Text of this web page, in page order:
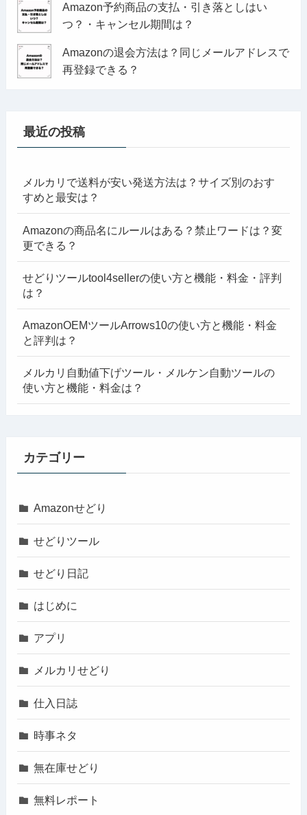
Amazon予約商品の支払・引き落としはい
つ？・キャンセル期間は？
Amazonの退会方法は？同じメールアドレスで
再登録できる？
最近の投稿
メルカリで送料が安い発送方法は？サイズ別のおす
すめと最安は？
Amazonの商品名にルールはある？禁止ワードは？変
更できる？
せどりツールtool4sellerの使い方と機能・料金・評判
は？
AmazonOEMツールArrows10の使い方と機能・料金
と評判は？
メルカリ自動値下げツール・メルケン自動ツールの
使い方と機能・料金は？
カテゴリー
Amazonせどり
せどりツール
せどり日記
はじめに
アプリ
メルカリせどり
仕入日誌
時事ネタ
無在庫せどり
無料レポート